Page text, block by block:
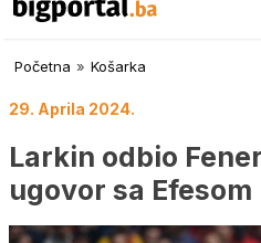
Početna » Košarka
29. Aprila 2024.
Larkin odbio
ugovor sa